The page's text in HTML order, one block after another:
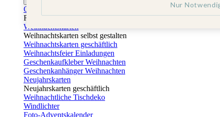
Osterkarten
Fotogeschenke zu Ostern
Weihnachtskarten
Weihnachtskarten selbst gestalten
Weihnachtskarten geschäftlich
Weihnachtsfeier Einladungen
Geschenkaufkleber Weihnachten
Geschenkanhänger Weihnachten
Neujahrskarten
Neujahrskarten geschäftlich
Weihnachtliche Tischdeko
Windlichter
Foto-Adventskalender
Nur